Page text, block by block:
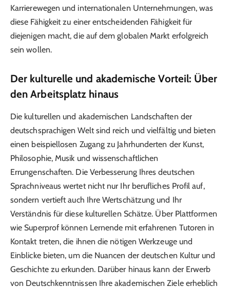
Karrierewegen und internationalen Unternehmungen, was
diese Fähigkeit zu einer entscheidenden Fähigkeit für
diejenigen macht, die auf dem globalen Markt erfolgreich
sein wollen.
Der kulturelle und akademische Vorteil: Über
den Arbeitsplatz hinaus
Die kulturellen und akademischen Landschaften der
deutschsprachigen Welt sind reich und vielfältig und bieten
einen beispiellosen Zugang zu Jahrhunderten der Kunst,
Philosophie, Musik und wissenschaftlichen
Errungenschaften. Die Verbesserung Ihres deutschen
Sprachniveaus wertet nicht nur Ihr berufliches Profil auf,
sondern vertieft auch Ihre Wertschätzung und Ihr
Verständnis für diese kulturellen Schätze. Über Plattformen
wie Superprof können Lernende mit erfahrenen Tutoren in
Kontakt treten, die ihnen die nötigen Werkzeuge und
Einblicke bieten, um die Nuancen der deutschen Kultur und
Geschichte zu erkunden. Darüber hinaus kann der Erwerb
von Deutschkenntnissen Ihre akademischen Ziele erheblich